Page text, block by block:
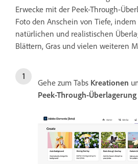
Erwecke mit der Peek-Through-
Foto den Anschein von Tiefe,
natürlichen und realistischen
Blättern, Gras und vielen weiteren
Gehe zum Tabs Kreationen
Peek-Through-Überlagerung